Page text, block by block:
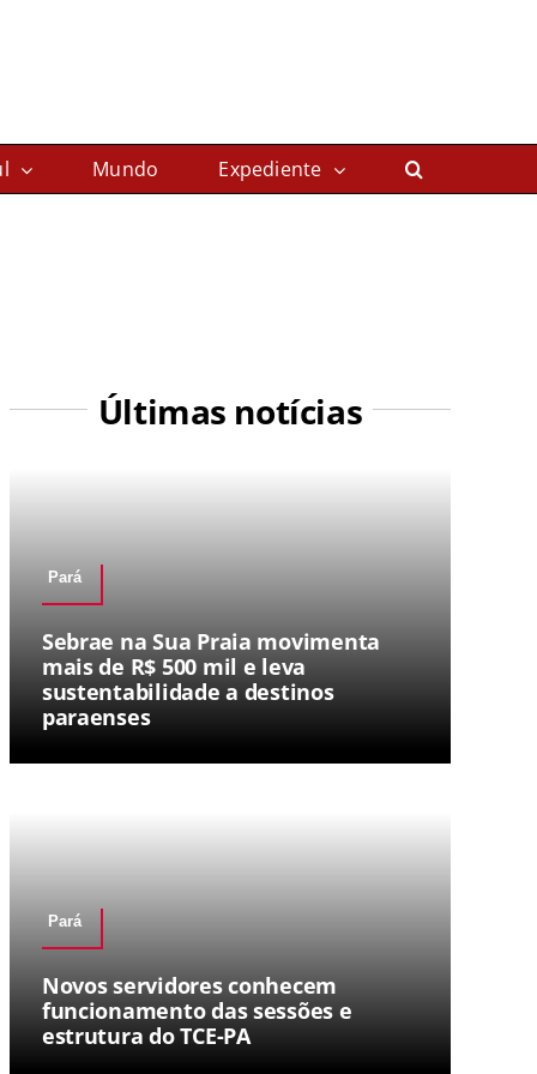
Mundo Expediente
Últimas notícias
Pará
Sebrae na Sua Praia movimenta
mais de R$ 500 mil e leva
sustentabilidade a destinos
paraenses
Pará
Novos servidores conhecem
funcionamento das sessões e
estrutura do TCE-PA